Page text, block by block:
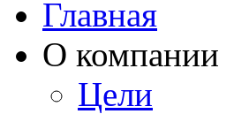
Главная
О компании
Цели